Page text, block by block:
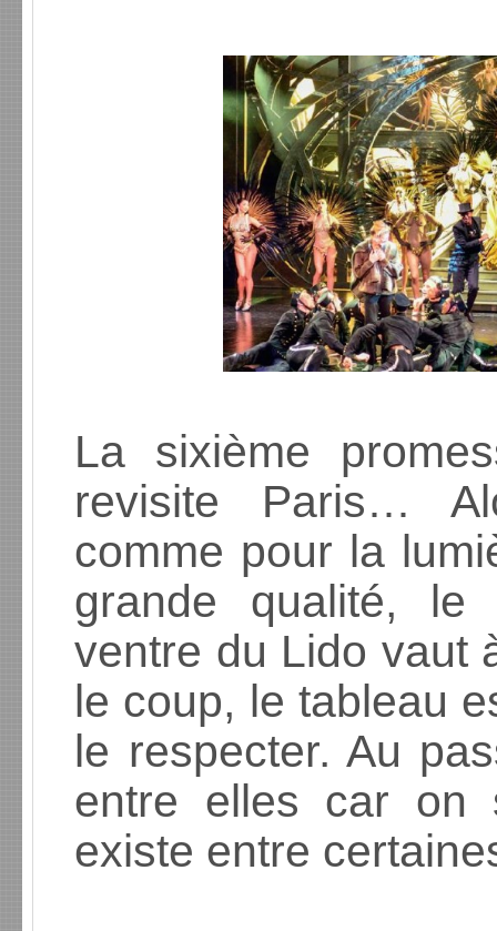
La sixième
revisite Paris…
comme pour la
grande qualité,
ventre du Lido vaut
le coup, le tableau
le respecter. Au
entre elles car on
existe entre